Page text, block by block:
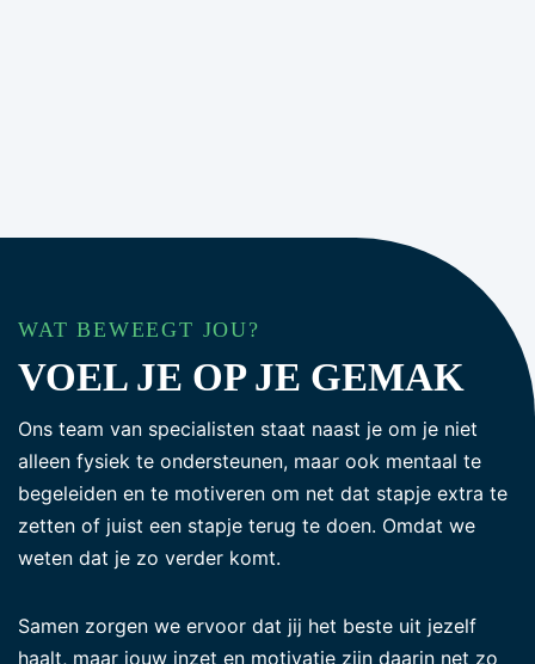
WAT BEWEEGT JOU?
VOEL JE OP JE GEMAK
Ons team van specialisten staat naast je om je niet
alleen fysiek te ondersteunen, maar ook mentaal te
begeleiden en te motiveren om net dat stapje extra te
zetten of juist een stapje terug te doen. Omdat we
weten dat je zo verder komt.
Samen zorgen we ervoor dat jij het beste uit jezelf
haalt, maar jouw inzet en motivatie zijn daarin net zo